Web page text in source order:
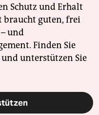
Schutz und Erhalt
braucht guten, frei
und
Finden Sie
unterstützen Sie